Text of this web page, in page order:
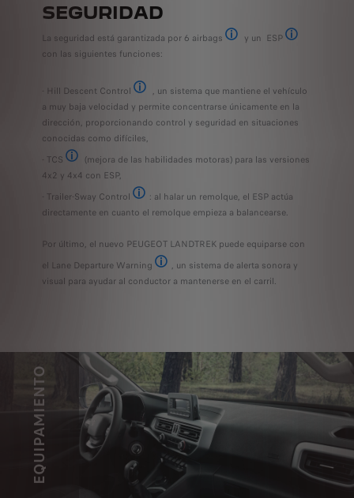
SEGURIDAD
La seguridad está garantizada por 6 airbags
y un ESP
con las siguientes funciones:
- Hill Descent Control
Control de Descenso de Pendientes
, un sistema que mantiene el vehículo
a muy baja velocidad y permite concentrarse únicamente en la
dirección, proporcionando control y seguridad en situaciones
conocidas como difíciles,
- TCS
Sistema de Control de Tracción
(mejora de las habilidades motoras) para las versiones
4x2 y 4x4 con ESP,
- Trailer-Sway Control
Control de balanceo del remolque.
: al halar un remolque, el ESP actúa
directamente en cuanto el remolque empieza a balancearse.
Por último, el nuevo PEUGEOT LANDTREK puede equiparse con
el Lane Departure Warning
Alerta de Cambio Involuntario de Carril.
, un sistema de alerta sonora y
visual para ayudar al conductor a mantenerse en el carril.
EQUIPAMIENTO